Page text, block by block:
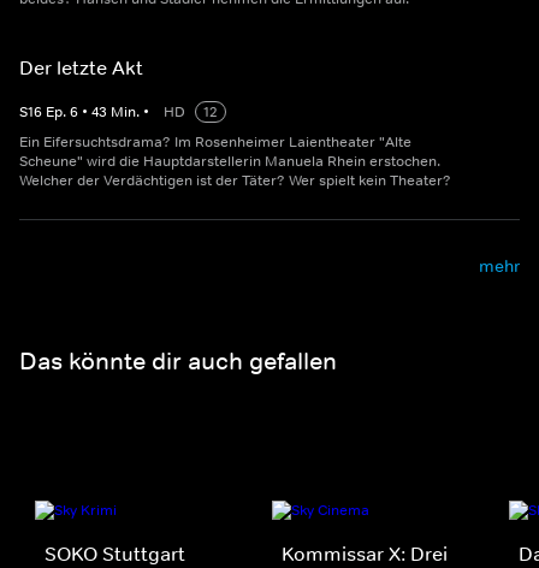
Der letzte Akt
S16 Ep.6 • 43 Min. • HD
12
Ein Eifersuchtsdrama? Im Rosenheimer Laientheater "Alte
Scheune" wird die Hauptdarstellerin Manuela Rhein erstochen.
Welcher der Verdächtigen ist der Täter? Wer spielt kein Theater?
mehr
Das könnte dir auch gefallen
SOKO Stuttgart
Kommissar X: Drei